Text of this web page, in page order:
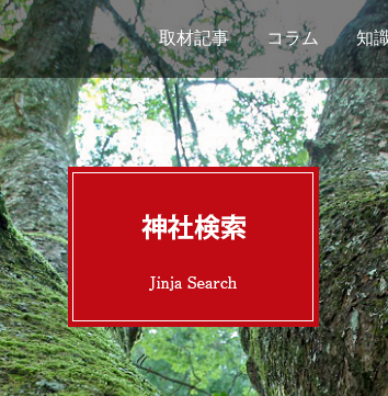
取材記事 コラム 知